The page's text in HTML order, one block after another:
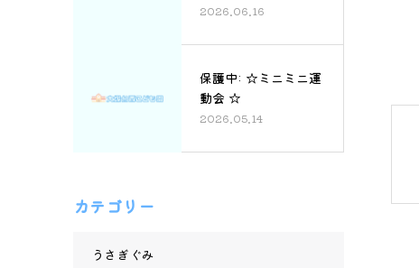
2026.06.16
保護中: ☆ミニミニ運
動会 ☆
2026.05.14
カテゴリー
うさぎぐみ